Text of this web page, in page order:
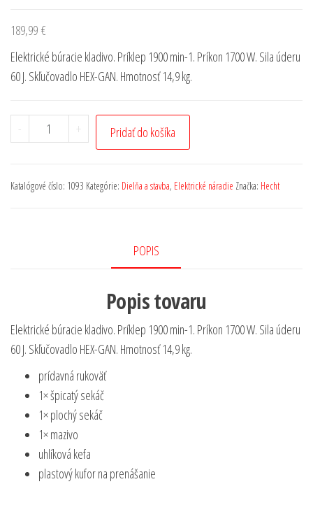
189,99 €
Elektrické búracie kladivo. Príklep 1900 min-1. Príkon 1700 W. Sila úderu
60 J. Skľučovadlo HEX-GAN. Hmotnosť 14,9 kg.
- + Pridať do košíka
Katalógové číslo: 1093 Kategórie: Dielňa a stavba, Elektrické náradie Značka: Hecht
POPIS
Popis tovaru
Elektrické búracie kladivo. Príklep 1900 min-1. Príkon 1700 W. Sila úderu
60 J. Skľučovadlo HEX-GAN. Hmotnosť 14,9 kg.
prídavná rukoväť
1× špicatý sekáč
1× plochý sekáč
1× mazivo
uhlíková kefa
plastový kufor na prenášanie